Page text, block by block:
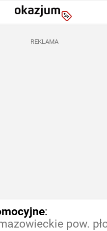
REKLAMA
:
pow.